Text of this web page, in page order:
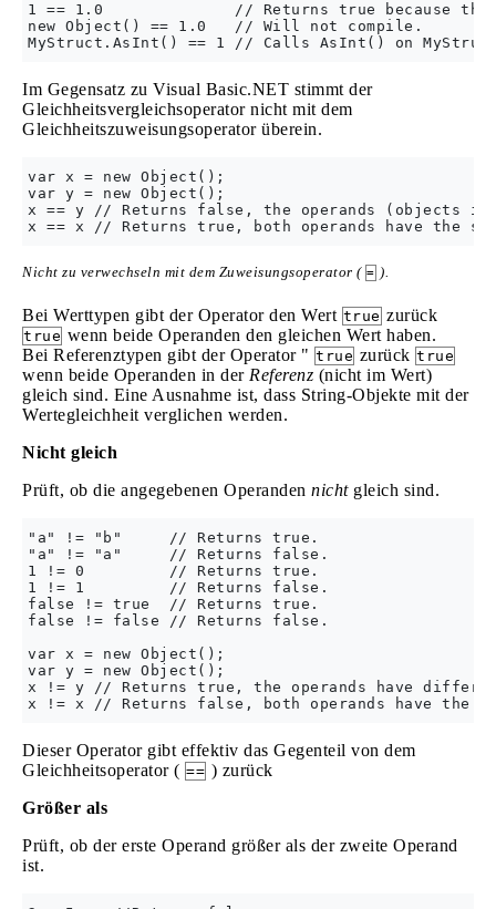
1 == 1.0              // Returns true because
new Object() == 1.0   // Will not compile.
Im Gegensatz zu Visual Basic.NET stimmt der
Gleichheitsvergleichsoperator nicht mit dem
Gleichheitszuweisungsoperator überein.
var x = new Object();
var y = new Object();
x == y // Returns false, the operands (objects
Nicht zu verwechseln mit dem Zuweisungsoperator ( = ).
Bei Werttypen gibt der Operator den Wert true zurück
true wenn beide Operanden den gleichen Wert haben.
Bei Referenztypen gibt der Operator " true zurück true
wenn beide Operanden in der Referenz (nicht im Wert)
gleich sind. Eine Ausnahme ist, dass String-Objekte mit der
Wertegleichheit verglichen werden.
Nicht gleich
Prüft, ob die angegebenen Operanden nichtgleich sind.
"a" != "b"     // Returns true.
"a" != "a"     // Returns false.
1 != 0         // Returns true.
1 != 1         // Returns false.
false != true  // Returns true.
false != false // Returns false.
var x = new Object();
var y = new Object();
x != y // Returns true, the operands have
Dieser Operator gibt effektiv das Gegenteil von dem
Gleichheitsoperator ( == ) zurück
Größer als
Prüft, ob der erste Operand größer als der zweite Operand
ist.